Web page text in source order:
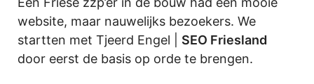
website, maar nauwelijks bezoekers. We
startten met Tjeerd Engel | SEO Friesland
door eerst de basis op orde te brengen.